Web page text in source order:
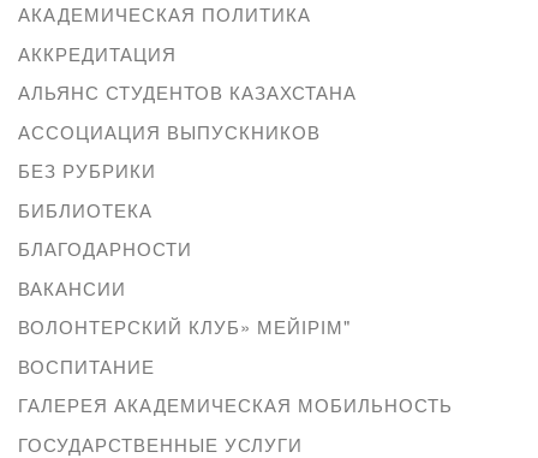
АКАДЕМИЧЕСКАЯ ПОЛИТИКА
АККРЕДИТАЦИЯ
АЛЬЯНС СТУДЕНТОВ КАЗАХСТАНА
АССОЦИАЦИЯ ВЫПУСКНИКОВ
БЕЗ РУБРИКИ
БИБЛИОТЕКА
БЛАГОДАРНОСТИ
ВАКАНСИИ
ВОЛОНТЕРСКИЙ КЛУБ» МЕЙІРІМ"
ВОСПИТАНИЕ
ГАЛЕРЕЯ АКАДЕМИЧЕСКАЯ МОБИЛЬНОСТЬ
ГОСУДАРСТВЕННЫЕ УСЛУГИ